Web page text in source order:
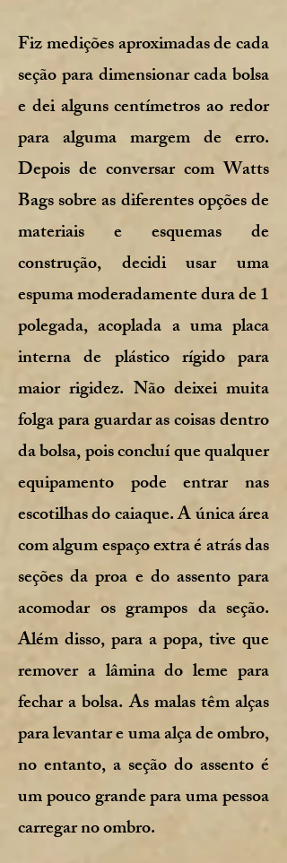
Fiz medições aproximadas de cada
seção para dimensionar cada bolsa
e dei alguns centímetros ao redor
para alguma margem de erro.
Depois de conversar com Watts
Bags sobre as diferentes opções de
materiais e esquemas de
construção, decidi usar uma
espuma moderadamente dura de 1
polegada, acoplada a uma placa
interna de plástico rígido para
maior rigidez. Não deixei muita
folga para guardar as coisas dentro
da bolsa, pois concluí que qualquer
equipamento pode entrar nas
escotilhas do caiaque. A única área
com algum espaço extra é atrás das
seções da proa e do assento para
acomodar os grampos da seção.
Além disso, para a popa, tive que
remover a lâmina do leme para
fechar a bolsa. As malas têm alças
para levantar e uma alça de ombro,
no entanto, a seção do assento é
um pouco grande para uma pessoa
carregar no ombro.